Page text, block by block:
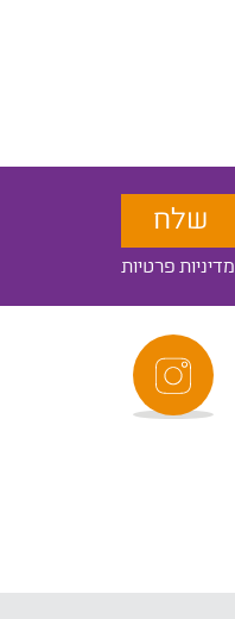
מדיניות פרטיות